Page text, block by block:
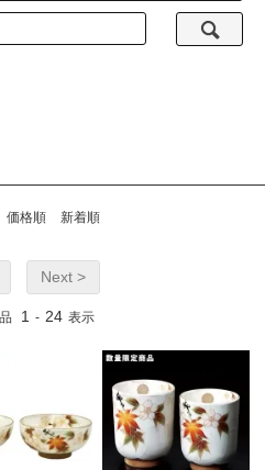
価格順 新着順
Next >
1 - 24 表示